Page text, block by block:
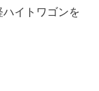
イトワゴンを